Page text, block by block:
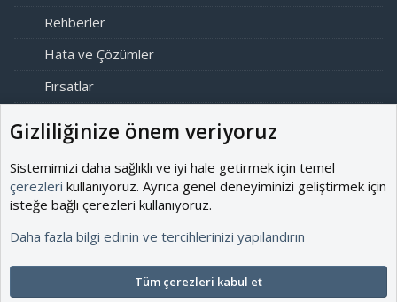
Rehberler
Hata ve Çözümler
Fırsatlar
Online Alemciler
Aktif Alemciler
Tüm Alemciler
Çevrim içi istatistikleri anlık aktif üyelerimiz, ziyaretçilerimiz ve gizli
oturumlar içerebilir.
Gizliliğinize önem veriyoruz
Sistemimizi daha sağlıklı ve iyi hale getirmek için temel
çerezleri kullanıyoruz. Ayrıca genel deneyiminizi geliştirmek için
isteğe bağlı çerezleri kullanıyoruz.
Daha fazla bilgi edinin ve tercihlerinizi yapılandırın
Tüm çerezleri kabul et